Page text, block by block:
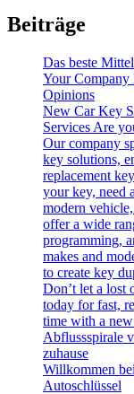
Beiträge
Das beste
Your Company
Opinions
New Car Key
Services Are
Our company
key solutions,
replacement
your key, need
modern
offer a wide
programming,
makes and
to create key
Don’t let a lost
today for fast,
time with a
Abflussspirale
zuhause
Willkommen
Autoschlüssel